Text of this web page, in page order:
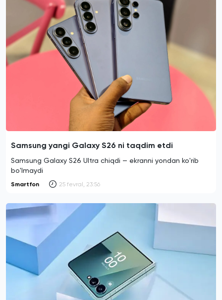
Samsung yangi Galaxy S26 ni taqdim etdi
Samsung Galaxy S26 Ultra chiqdi — ekranni yondan ko'rib
bo'lmaydi
Smartfon 25 fevral, 23:56